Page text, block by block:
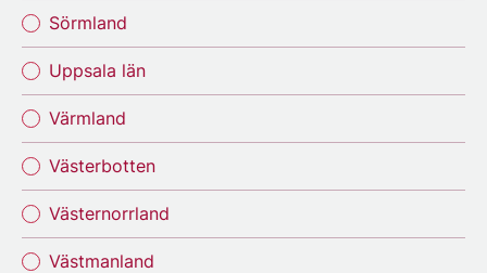
Sörmland
Uppsala län
Värmland
Västerbotten
Västernorrland
Västmanland